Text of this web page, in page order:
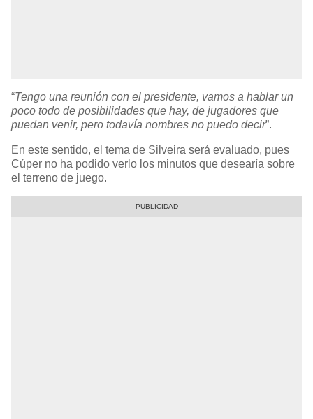
“Tengo una reunión con el presidente, vamos a hablar un
poco todo de posibilidades que hay, de jugadores que
puedan venir, pero todavía nombres no puedo decir”.
En este sentido, el tema de Silveira será evaluado, pues
Cúper no ha podido verlo los minutos que desearía sobre
el terreno de juego.